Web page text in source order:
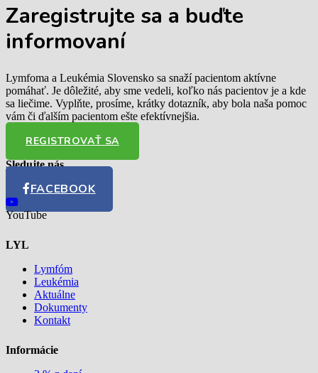
Zaregistrujte sa a buďte
informovaní
Lymfoma a Leukémia Slovensko sa snaží pacientom aktívne
pomáhať. Je dôležité, aby sme vedeli, koľko nás pacientov je a kde
sa liečime. Vyplňte, prosíme, krátky dotazník, aby bola naša pomoc
vám či ďalším pacientom ešte efektívnejšia.
REGISTROVAŤ SA
Sledujte nás
FACEBOOK
YouTube
LYL
Lymfóm
Leukémia
Aktuálne
Dokumenty
Kontakt
Informácie